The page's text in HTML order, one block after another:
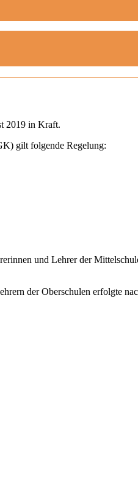
2019 in Kraft.
gilt folgende Regelung:
und Lehrer der
der Oberschulen erfolgte